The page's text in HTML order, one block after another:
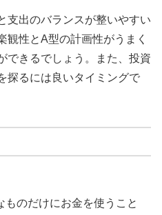
支出のバランスが整いやすい
観性とA型の計画性がうまく
できるでしょう。また、投資
探るには良いタイミングで
のだけにお金を使うこと